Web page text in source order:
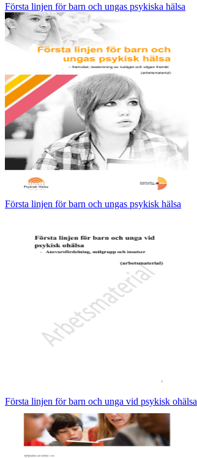
Första linjen för barn och ungas psykiska hälsa
Första linjen för barn och ungas psykisk hälsa
Första linjen för barn och unga vid psykisk ohälsa